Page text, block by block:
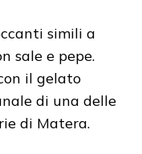
simili a
sale e pepe.
il gelato
di una delle
di Matera.